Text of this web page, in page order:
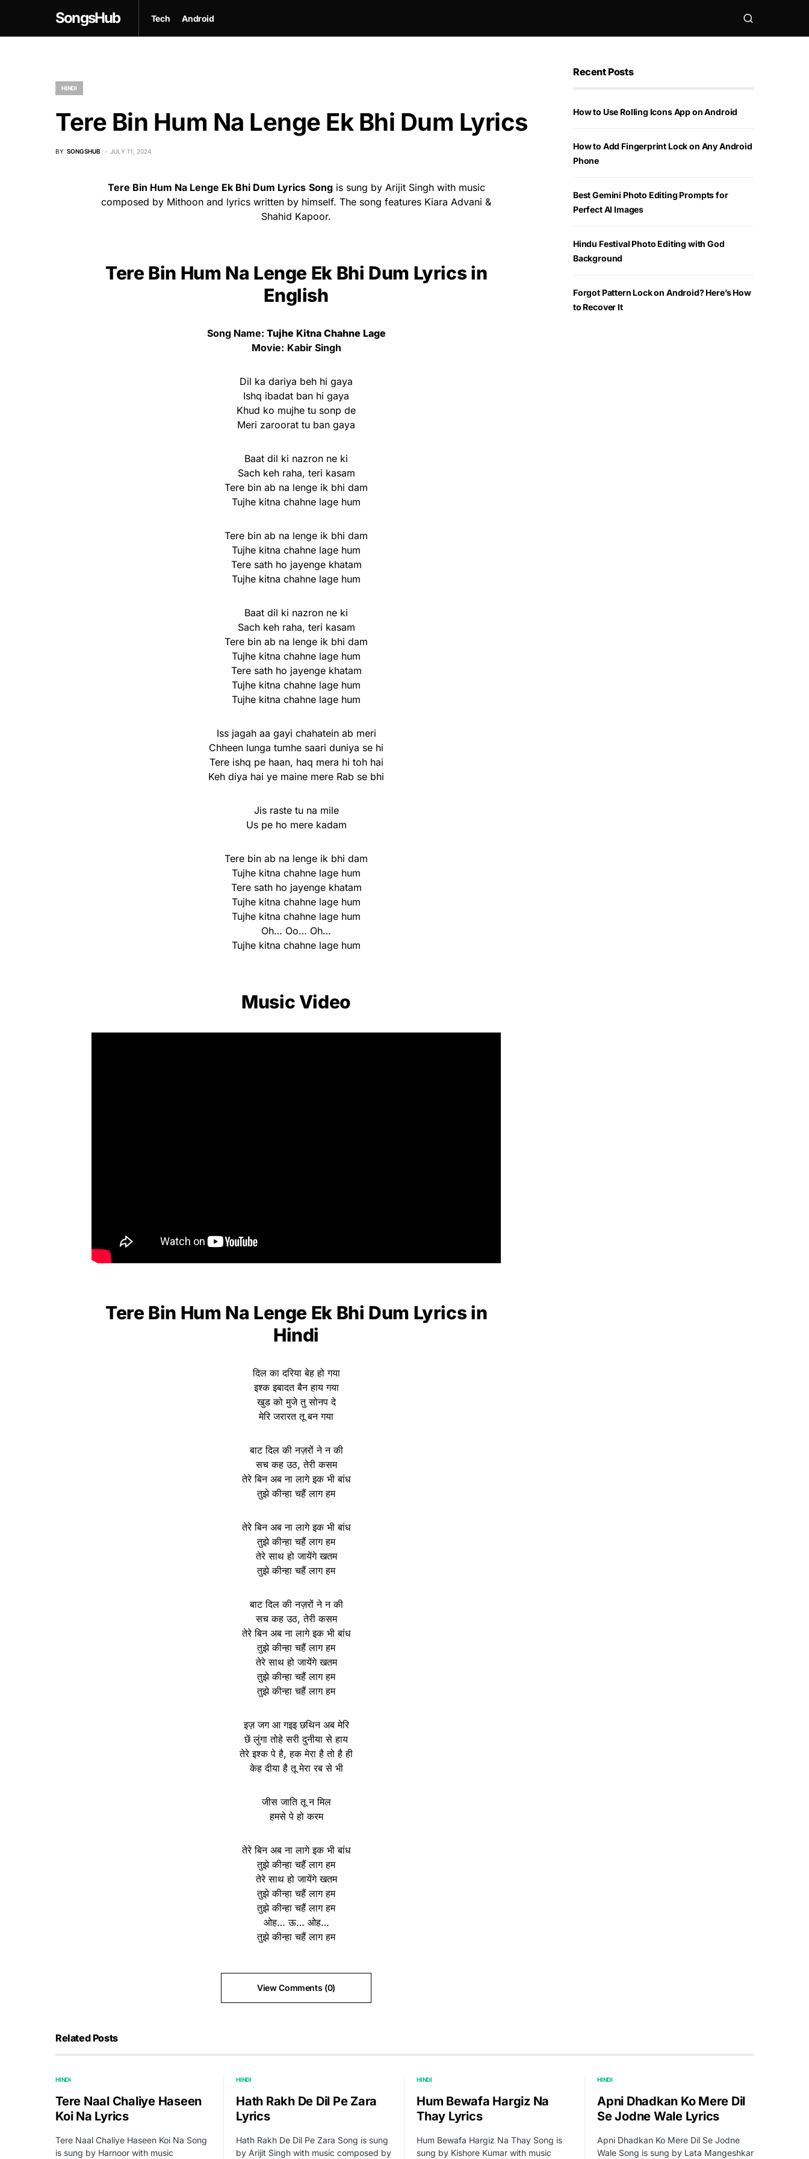
SongsHub Tech Android
HINDI
Tere Bin Hum Na Lenge Ek Bhi Dum Lyrics
BY SONGSHUB JULY 11, 2024
Tere Bin Hum Na Lenge Ek Bhi Dum Lyrics Songis sung by Arijit Singh with music
composed by Mithoon and lyrics written by himself. The song features Kiara Advani &
Shahid Kapoor.
Tere Bin Hum Na Lenge Ek Bhi Dum Lyrics in
English
Song Name: Tujhe Kitna Chahne Lage
Movie: Kabir Singh
Dil ka dariya beh hi gaya
Ishq ibadat ban hi gaya
Khud ko mujhe tu sonp de
Meri zaroorat tu ban gaya
Baat dil ki nazron ne ki
Sach keh raha, teri kasam
Tere bin ab na lenge ik bhi dam
Tujhe kitna chahne lage hum
Tere bin ab na lenge ik bhi dam
Tujhe kitna chahne lage hum
Tere sath ho jayenge khatam
Tujhe kitna chahne lage hum
Baat dil ki nazron ne ki
Sach keh raha, teri kasam
Tere bin ab na lenge ik bhi dam
Tujhe kitna chahne lage hum
Tere sath ho jayenge khatam
Tujhe kitna chahne lage hum
Tujhe kitna chahne lage hum
Iss jagah aa gayi chahatein ab meri
Chheen lunga tumhe saari duniya se hi
Tere ishq pe haan, haq mera hi toh hai
Keh diya hai ye maine mere Rab se bhi
Jis raste tu na mile
Us pe ho mere kadam
Tere bin ab na lenge ik bhi dam
Tujhe kitna chahne lage hum
Tere sath ho jayenge khatam
Tujhe kitna chahne lage hum
Tujhe kitna chahne lage hum
Oh… Oo… Oh…
Tujhe kitna chahne lage hum
Music Video
Tere Bin Hum Na Lenge Ek Bhi Dum Lyrics in
Hindi
दिल का दरिया बेह हो गया
इश्क इबादत बैन हाय गया
खुड को मुजे तु सोनप दे
मेरि जरारत तू बन गया
बाट दिल की नज़रों ने न की
सच कह उठ, तेरी कसम
तेरे बिन अब ना लागे इक भी बांध
तुझे कीन्हा चहैं लाग हम
तेरे बिन अब ना लागे इक भी बांध
तुझे कीन्हा चहैं लाग हम
तेरे साथ हो जायेंगे खतम
तुझे कीन्हा चहैं लाग हम
बाट दिल की नज़रों ने न की
सच कह उठ, तेरी कसम
तेरे बिन अब ना लागे इक भी बांध
तुझे कीन्हा चहैं लाग हम
तेरे साथ हो जायेंगे खतम
तुझे कीन्हा चहैं लाग हम
तुझे कीन्हा चहैं लाग हम
इज़ जग आ गइइ छथिन अब मेरि
छें लुंगा तोहे सरी दुनीया से हाय
तेरे इश्क पे है, हक मेरा है तो है ही
केह दीया है तू मेरा रब से भी
जीस जाति तू न मिल
हमसे पे हो करम
तेरे बिन अब ना लागे इक भी बांध
तुझे कीन्हा चहैं लाग हम
तेरे साथ हो जायेंगे खतम
तुझे कीन्हा चहैं लाग हम
तुझे कीन्हा चहैं लाग हम
ओह… ऊ… ओह…
तुझे कीन्हा चहैं लाग हम
View Comments (0)
Recent Posts
How to Use Rolling Icons App on Android
How to Add Fingerprint Lock on Any Android
Phone
Best Gemini Photo Editing Prompts for
Perfect AI Images
Hindu Festival Photo Editing with God
Background
Forgot Pattern Lock on Android? Here’s How
to Recover It
Related Posts
HINDI
Tere Naal Chaliye Haseen
Koi Na Lyrics
Tere Naal Chaliye Haseen Koi Na Song
is sung by Harnoor with music
HINDI
Hath Rakh De Dil Pe Zara
Lyrics
Hath Rakh De Dil Pe Zara Song is sung
by Arijit Singh with music composed by
HINDI
Hum Bewafa Hargiz Na
Thay Lyrics
Hum Bewafa Hargiz Na Thay Song is
sung by Kishore Kumar with music
HINDI
Apni Dhadkan Ko Mere Dil
Se Jodne Wale Lyrics
Apni Dhadkan Ko Mere Dil Se Jodne
Wale Song is sung by Lata Mangeshkar